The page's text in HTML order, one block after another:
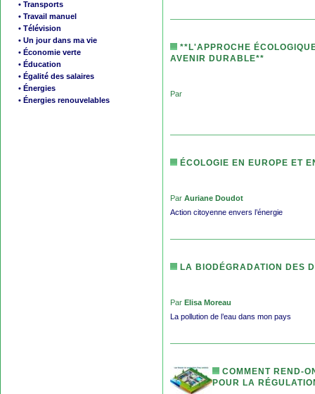
• Transports
• Travail manuel
• Télévision
• Un jour dans ma vie
• Économie verte
• Éducation
• Égalité des salaires
• Énergies
• Énergies renouvelables
**L'APPROCHE
AVENIR DURABLE**
Par
ÉCOLOGIE EN EUROPE ET
Par Auriane Doudot
Action citoyenne envers l’énergie
LA BIODÉGRADATION DES
Par Elisa Moreau
La pollution de l’eau dans mon pays
COMMENT REND-
POUR LA